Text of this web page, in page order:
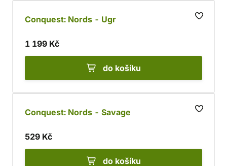
Conquest: Nords - Ugr
1 199 Kč
do košíku
Conquest: Nords - Savage
529 Kč
do košíku